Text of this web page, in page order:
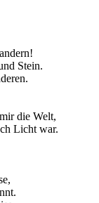
Stein.
die Welt,
Licht war.